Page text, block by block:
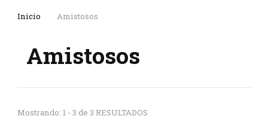
Inicio Amistosos
Amistosos
Mostrando: 1 - 3 de 3 RESULTADOS